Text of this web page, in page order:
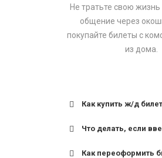
Не тратьте свою
общение через
покупайте билеты с
из дома.
Как купить ж/д
Что делать, если
Как переоформить